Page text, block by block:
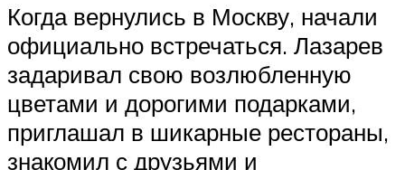
Когда вернулись в Москву, начали
официально встречаться. Лазарев
задаривал свою возлюбленную
цветами и дорогими подарками,
приглашал в шикарные рестораны,
знакомил с друзьями и